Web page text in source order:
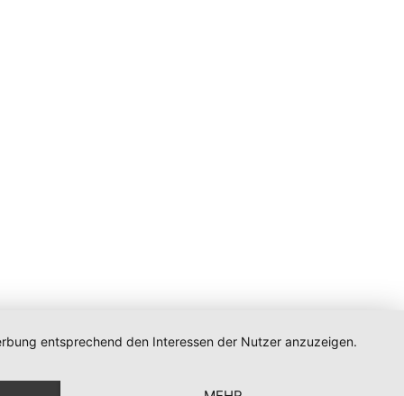
entsprechend den Interessen der Nutzer anzuzeigen.